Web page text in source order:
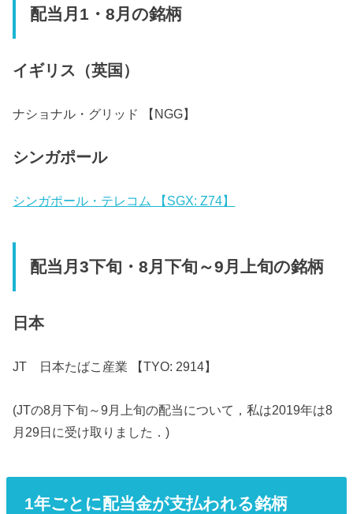
配当月1・8月の銘柄
イギリス（英国）
ナショナル・グリッド 【NGG】
シンガポール
シンガポール・テレコム 【SGX: Z74】
配当月3下旬・8月下旬～9月上旬の銘柄
日本
JT 日本たばこ産業 【TYO: 2914】
(JTの8月下旬～9月上旬の配当について，私は2019年は8
月29日に受け取りました．)
1年ごとに配当金が支払われる銘柄